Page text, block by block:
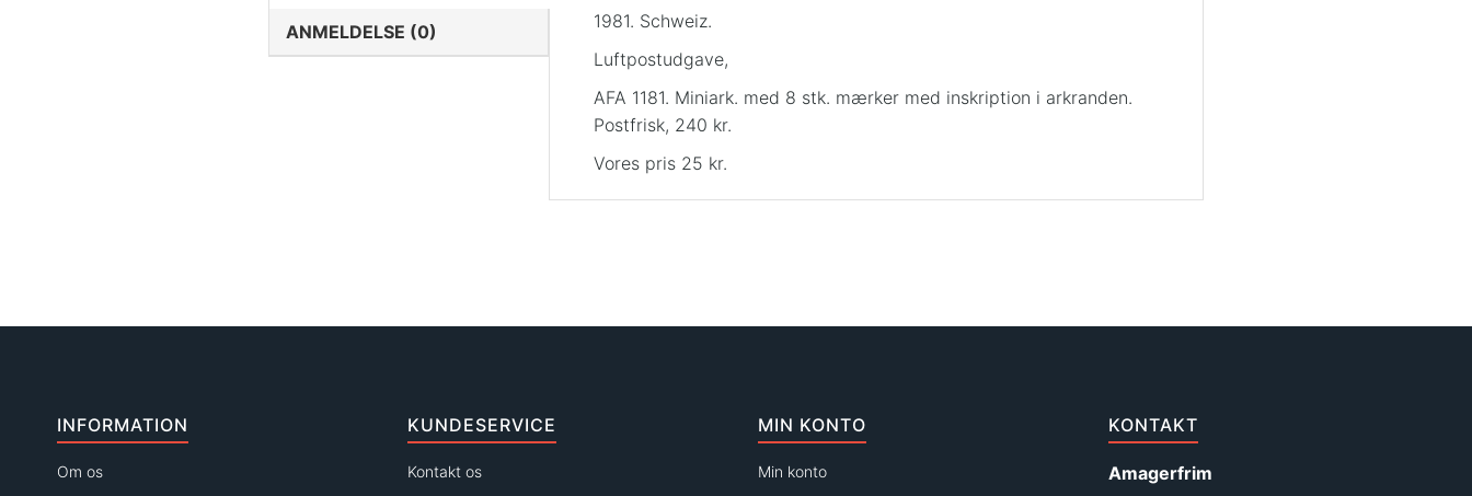
ANMELDELSE (0)
1981. Schweiz.
Luftpostudgave,
AFA 1181. Miniark. med 8 stk. mærker med inskription i arkranden.
Postfrisk, 240 kr.
Vores pris 25 kr.
INFORMATION
Om os
KUNDESERVICE
Kontakt os
MIN KONTO
Min konto
KONTAKT
Amagerfrim